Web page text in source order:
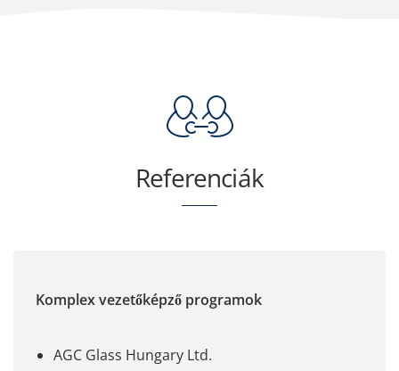
Referenciák
Komplex vezetőképző programok
AGC Glass Hungary Ltd.